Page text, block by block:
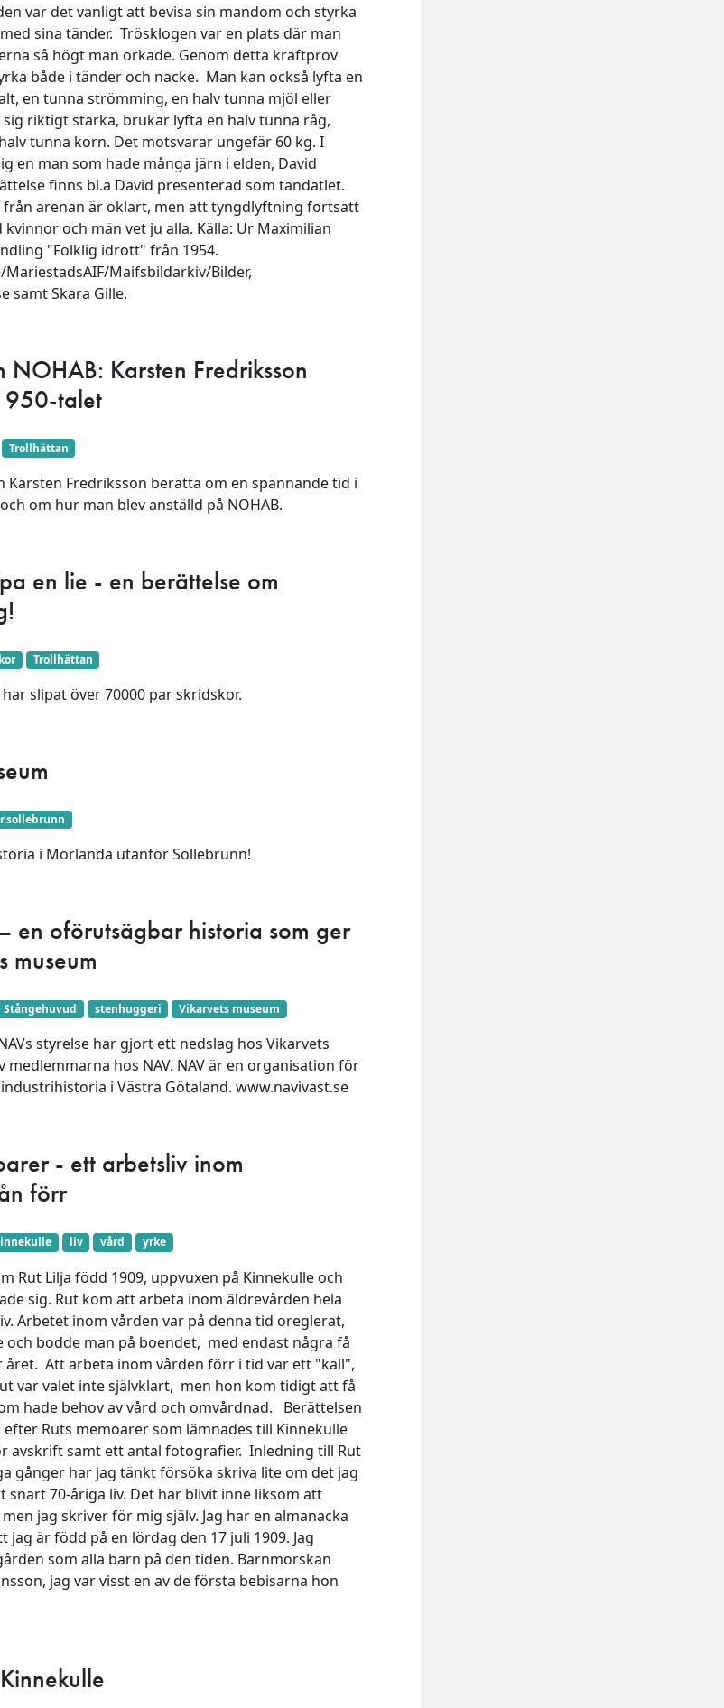
var det vanligt att bevisa sin mandom och styrka
sina tänder. Trösklogen var en plats där man
så högt man orkade. Genom detta kraftprov
både i tänder och nacke. Man kan också lyfta en
en tunna strömming, en halv tunna mjöl eller
sig riktigt starka, brukar lyfta en halv tunna råg,
tunna korn. Det motsvarar ungefär 60 kg. I
en man som hade många järn i elden, David
finns bl.a David presenterad som tandatlet.
arenan är oklart, men att tyngdlyftning fortsatt
och män vet ju alla. Källa: Ur Maximilian
"Folklig idrott" från 1954.
Maifsbildarkiv/Bilder,
samt Skara Gille.
NOHAB: Karsten Fredriksson
talet
Trollhättan
Karsten Fredriksson berätta om en spännande tid i
om hur man blev anställd på NOHAB.
en lie - en berättelse om
Trollhättan
har slipat över 70000 par skridskor.
i Mörlanda utanför Sollebrunn!
en oförutsägbar historia som ger
museum
Stångehuvud stenhuggeri Vikarvets museum
styrelse har gjort ett nedslag hos Vikarvets
medlemmarna hos NAV. NAV är en organisation för
i Västra Götaland. www.navivast.se
- ett arbetsliv inom
förr
liv vård yrke
Rut Lilja född 1909, uppvuxen på Kinnekulle och
sig. Rut kom att arbeta inom äldrevården hela
Arbetet inom vården var på denna tid oreglerat,
och bodde man på boendet, med endast några få
året. Att arbeta inom vården förr i tid var ett "kall",
var valet inte självklart, men hon kom tidigt att få
hade behov av vård och omvårdnad. Berättelsen
Ruts memoarer som lämnades till Kinnekulle
avskrift samt ett antal fotografier. Inledning till Rut
gånger har jag tänkt försöka skriva lite om det jag
70-åriga liv. Det har blivit inne liksom att
jag skriver för mig själv. Jag har en almanacka
jag är född på en lördag den 17 juli 1909. Jag
som alla barn på den tiden. Barnmorskan
jag var visst en av de första bebisarna hon